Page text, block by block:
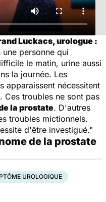
Luckacs, urologue :
personne qui
le matin, urine aussi
la journée. Les
apparaissent nécessitent
Ces troubles ne sont pas
la prostate. D'autres
troubles mictionnels.
d'être investigué."
de la prostate
UROLOGIQUE